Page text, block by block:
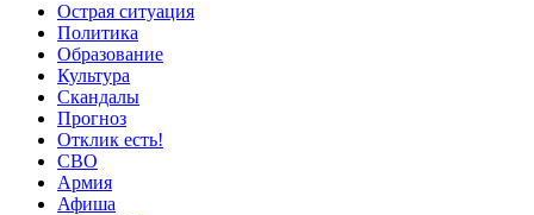
Острая ситуация
Политика
Образование
Культура
Скандалы
Прогноз
Отклик есть!
СВО
Армия
Афиша